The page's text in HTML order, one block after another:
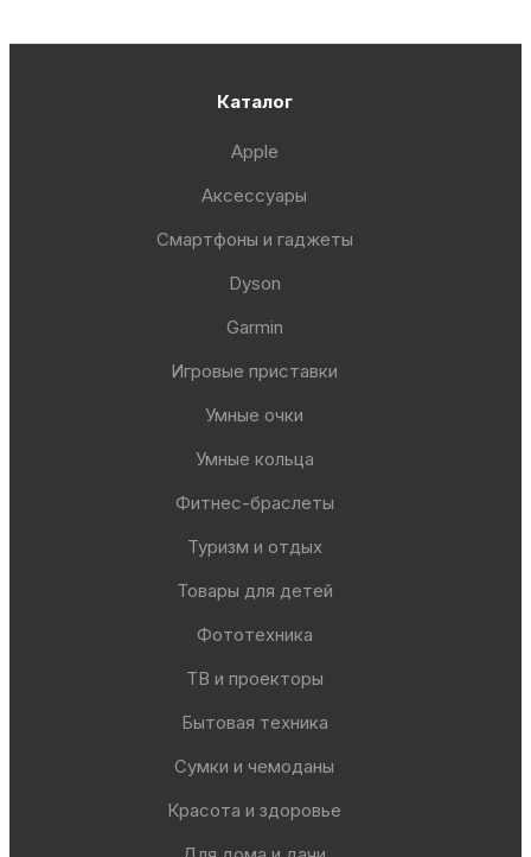
Каталог
Apple
Аксессуары
Смартфоны и гаджеты
Dyson
Garmin
Игровые приставки
Умные очки
Умные кольца
Фитнес-браслеты
Туризм и отдых
Товары для детей
Фототехника
ТВ и проекторы
Бытовая техника
Сумки и чемоданы
Красота и здоровье